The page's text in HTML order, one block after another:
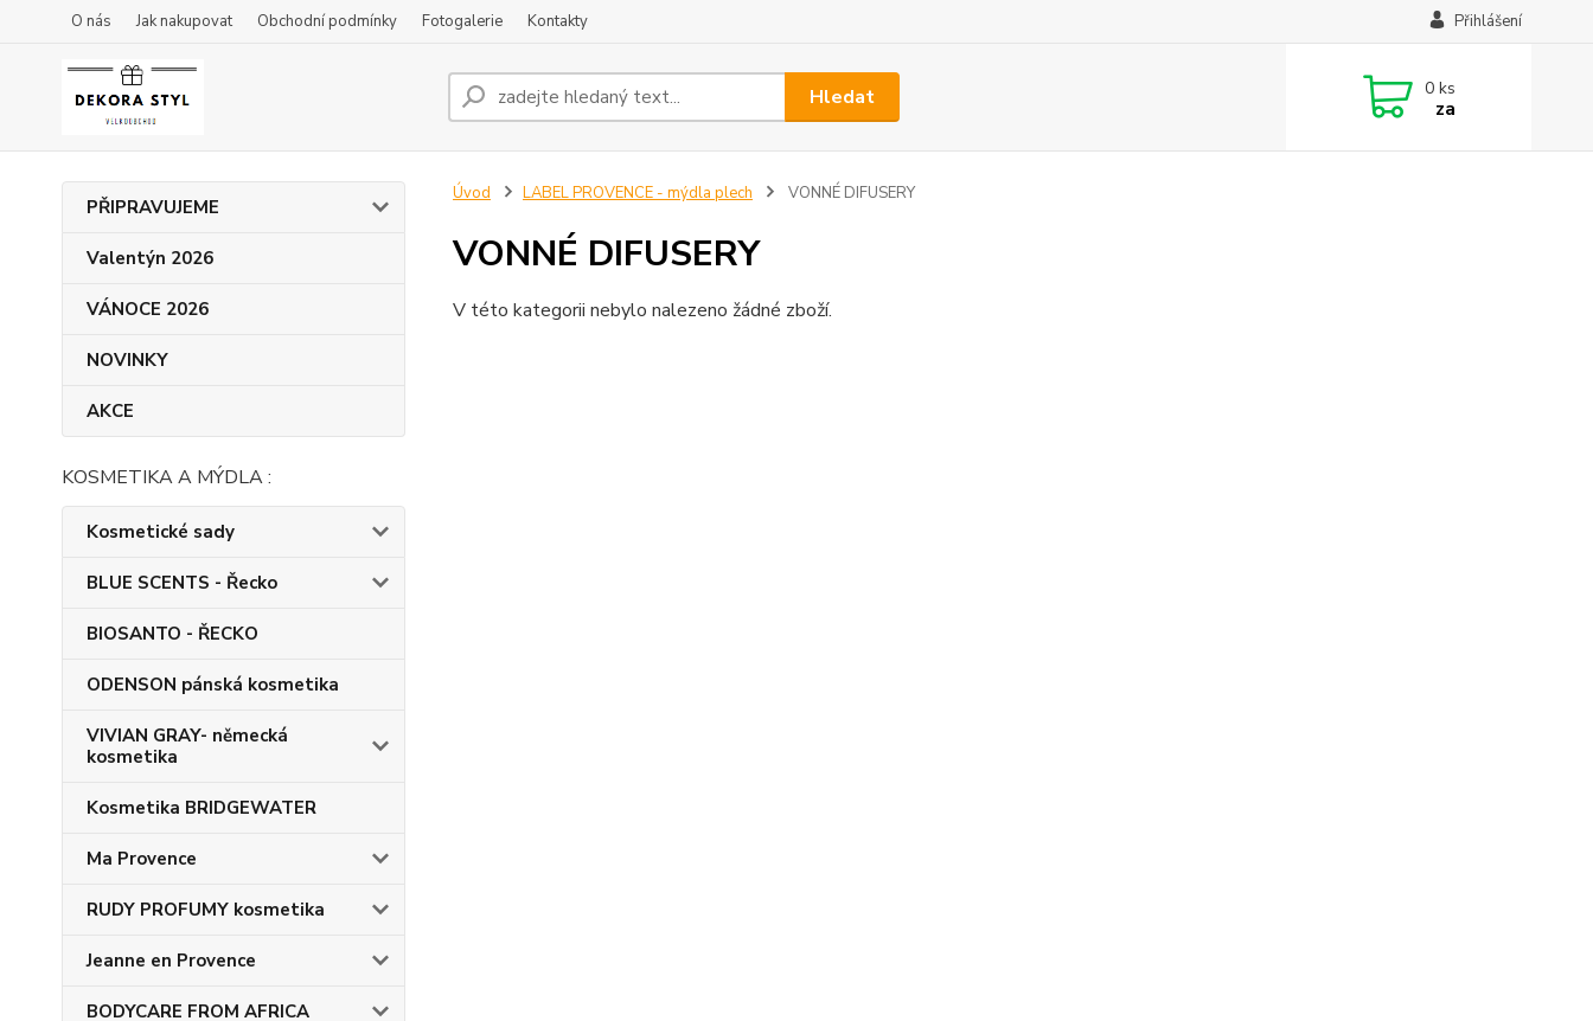
O nás Jak nakupovat Obchodní podmínky Fotogalerie Kontakty Přihlášení
Hledat 0 ks
za
PŘIPRAVUJEME
Valentýn 2026
VÁNOCE 2026
NOVINKY
AKCE
KOSMETIKA A MÝDLA :
Kosmetické sady
BLUE SCENTS - Řecko
BIOSANTO - ŘECKO
ODENSON pánská kosmetika
VIVIAN GRAY- německá
kosmetika
Kosmetika BRIDGEWATER
Ma Provence
RUDY PROFUMY kosmetika
Jeanne en Provence
BODYCARE FROM AFRICA
Úvod LABEL PROVENCE - mýdla plech VONNÉ DIFUSERY
VONNÉ DIFUSERY
V této kategorii nebylo nalezeno žádné zboží.